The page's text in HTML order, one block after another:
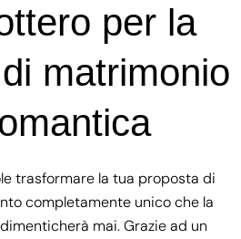
per la
matrimonio
trasformare la tua proposta di
completamente unico che la
mai. Grazie ad un